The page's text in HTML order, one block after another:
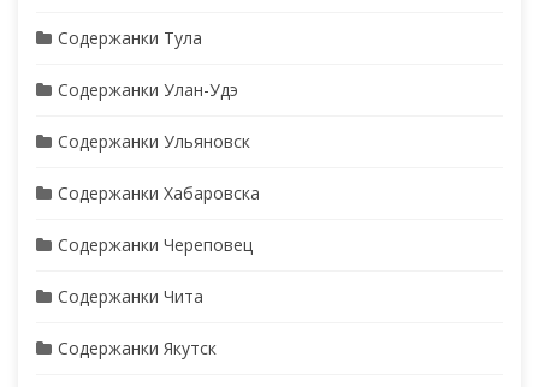
Содержанки Тула
Содержанки Улан-Удэ
Содержанки Ульяновск
Содержанки Хабаровска
Содержанки Череповец
Содержанки Чита
Содержанки Якутск